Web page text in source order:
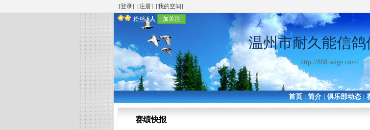
[登录] [注册] [我的空间]
粉丝6人 加关注
温州市耐久能信鸽
http://888.saige.com/
首页|简介|俱乐部动态|
赛绩快报